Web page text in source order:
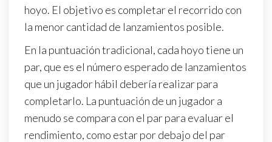
hoyo. El objetivo es completar el recorrido con
la menor cantidad de lanzamientos posible.
En la puntuación tradicional, cada hoyo tiene un
par, que es el número esperado de lanzamientos
que un jugador hábil debería realizar para
completarlo. La puntuación de un jugador a
menudo se compara con el par para evaluar el
rendimiento, como estar por debajo del par